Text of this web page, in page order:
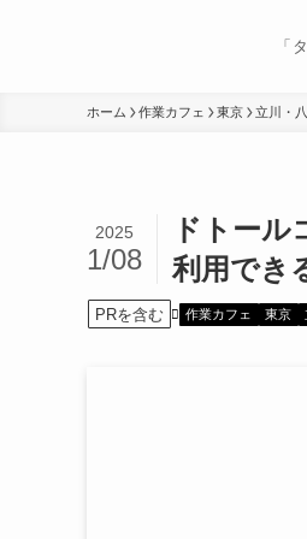
「
ホーム 作業カフェ 東京 立川・
ドトー
利用でき
2025
1/08
PRを含む 作業カフェ 東京